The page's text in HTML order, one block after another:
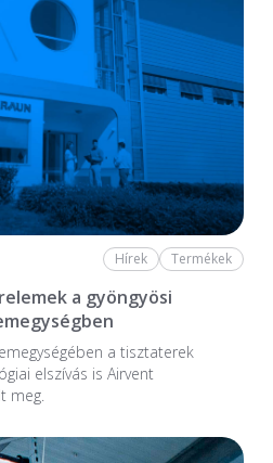
Hírek Termékek
a gyöngyösi
a tiszta­terek
elszívás is Airvent
meg.